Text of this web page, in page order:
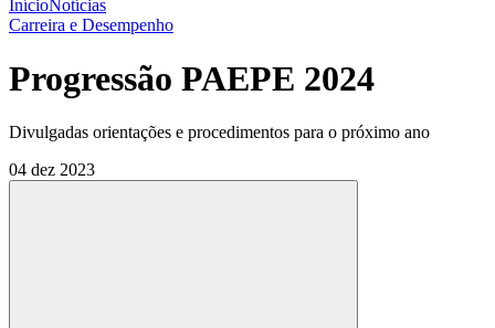
InícioNotícias
Carreira e Desempenho
Progressão PAEPE 2024
Divulgadas orientações e procedimentos para o próximo ano
04 dez 2023